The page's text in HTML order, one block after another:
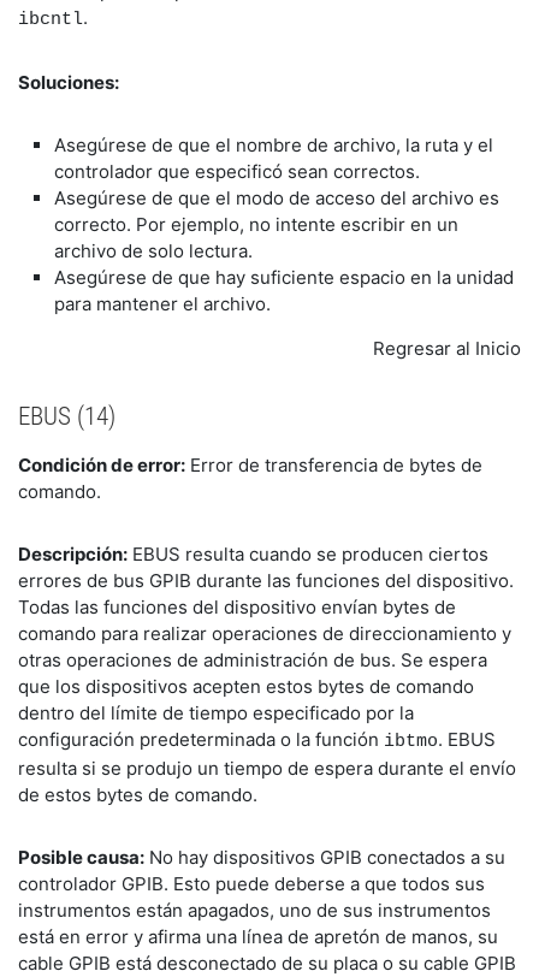
ibcntl.
Soluciones:
Asegúrese de que el nombre de archivo, la ruta y el
controlador que especificó sean correctos.
Asegúrese de que el modo de acceso del archivo es
correcto. Por ejemplo, no intente escribir en un
archivo de solo lectura.
Asegúrese de que hay suficiente espacio en la unidad
para mantener el archivo.
Regresar al Inicio
EBUS (14)
Condición de error: Error de transferencia de bytes de
comando.
Descripción: EBUS resulta cuando se producen ciertos
errores de bus GPIB durante las funciones del dispositivo.
Todas las funciones del dispositivo envían bytes de
comando para realizar operaciones de direccionamiento y
otras operaciones de administración de bus. Se espera
que los dispositivos acepten estos bytes de comando
dentro del límite de tiempo especificado por la
configuración predeterminada o la función ibtmo. EBUS
resulta si se produjo un tiempo de espera durante el envío
de estos bytes de comando.
Posible causa: No hay dispositivos GPIB conectados a su
controlador GPIB. Esto puede deberse a que todos sus
instrumentos están apagados, uno de sus instrumentos
está en error y afirma una línea de apretón de manos, su
cable GPIB está desconectado de su placa o su cable GPIB